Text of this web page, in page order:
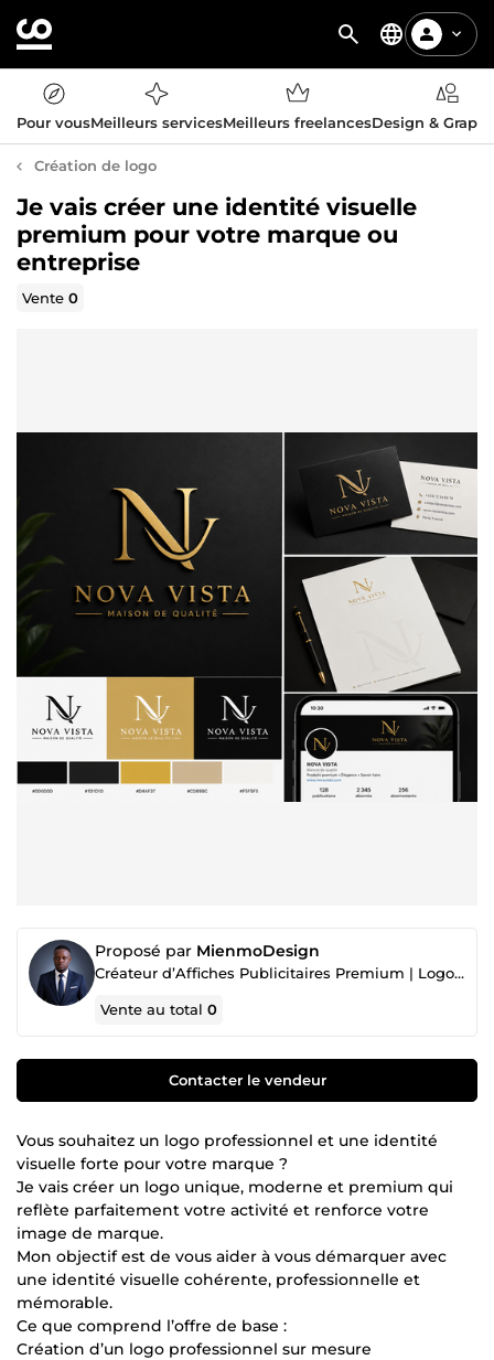
Pour vousMeilleurs servicesMeilleurs freelancesDesign &
Création de logo
Je vais créer une identité visuelle
premium pour votre marque ou
entreprise
Vente0
Proposé par MienmoDesign
Créateur d’Affiches Publicitaires Premium | Logos, Branding & Vidéos IA
Vente au total0
Contacter le vendeur
Vous souhaitez un logo professionnel et une identité
visuelle forte pour votre marque ?
Je vais créer un logo unique, moderne et premium qui
reflète parfaitement votre activité et renforce votre
image de marque.
Mon objectif est de vous aider à vous démarquer avec
une identité visuelle cohérente, professionnelle et
mémorable.
Ce que comprend l’offre de base :
Création d’un logo professionnel sur mesure